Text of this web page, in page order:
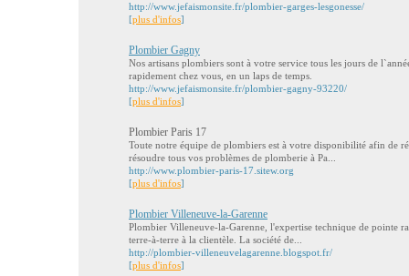
http://www.jefaismonsite.fr/plombier-garges-lesgonesse/
[plus d'infos]
Plombier Gagny
Nos artisans plombiers sont à votre service tous les jours de
rapidement chez vous, en un laps de temps.
http://www.jefaismonsite.fr/plombier-gagny-93220/
[plus d'infos]
Plombier Paris 17
Toute notre équipe de plombiers est à votre disponibilité afin de
résoudre tous vos problèmes de plomberie à Pa...
http://www.plombier-paris-17.sitew.org
[plus d'infos]
Plombier Villeneuve-la-Garenne
Plombier Villeneuve-la-Garenne, l'expertise technique de pointe
terre-à-terre à la clientèle. La société de...
http://plombier-villeneuvelagarenne.blogspot.fr/
[plus d'infos]